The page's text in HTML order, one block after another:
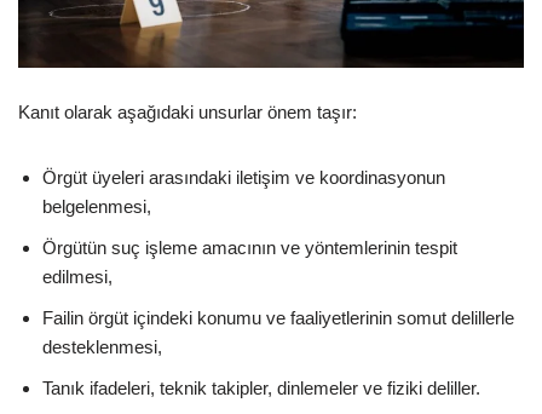
Kanıt olarak aşağıdaki unsurlar önem taşır:
Örgüt üyeleri arasındaki iletişim ve koordinasyonun
belgelenmesi,
Örgütün suç işleme amacının ve yöntemlerinin tespit
edilmesi,
Failin örgüt içindeki konumu ve faaliyetlerinin somut delillerle
desteklenmesi,
Tanık ifadeleri, teknik takipler, dinlemeler ve fiziki deliller.